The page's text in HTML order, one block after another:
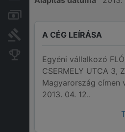
Bírósági eljárások
Konkurens cégek
A CÉG LEÍRÁSA
Egyéni vállalkozó
CSERMELY UTCA 3,
Magyarország címen
2013. 04. 12..